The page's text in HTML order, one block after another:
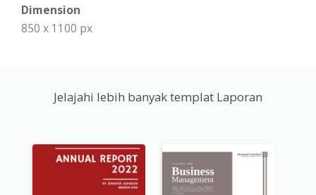
Dimension
850 x 1100 px
Jelajahi lebih banyak templat Laporan